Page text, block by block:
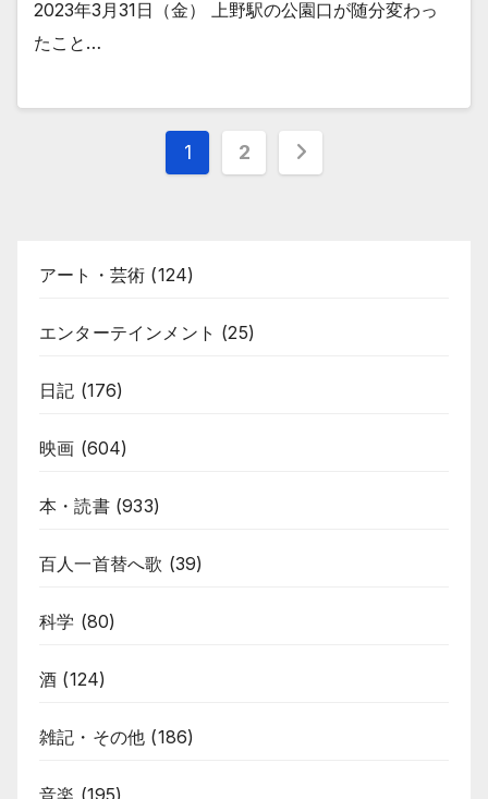
2023年3月31日（金） 上野駅の公園口が随分変わっ
たこと…
投
ペ
ー
1 2
アート・芸術 (124)
エンターテインメント (25)
日記 (176)
映画 (604)
本・読書(933)
百人一首替へ歌 (39)
科学 (80)
酒 (124)
雑記・その他 (186)